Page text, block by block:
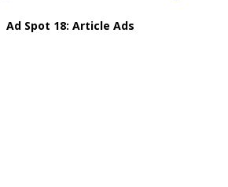
Ad Spot 18: Article Ads